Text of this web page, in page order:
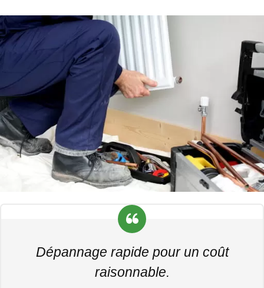
Dépannage rapide pour un coût
raisonnable.